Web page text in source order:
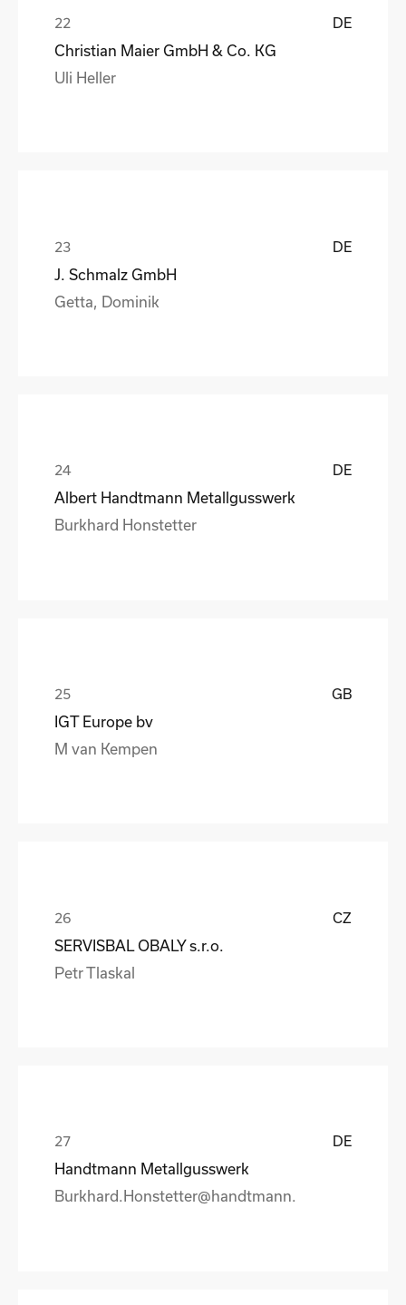
DE
Christian Maier GmbH & Co. KG
Uli Heller
DE
J. Schmalz GmbH
Getta, Dominik
DE
Albert Handtmann Metallgusswerk
Burkhard Honstetter
GB
IGT Europe bv
M van Kempen
CZ
SERVISBAL OBALY s.r.o.
Petr Tlaskal
DE
Handtmann Metallgusswerk
Burkhard.Honstetter@handtmann.